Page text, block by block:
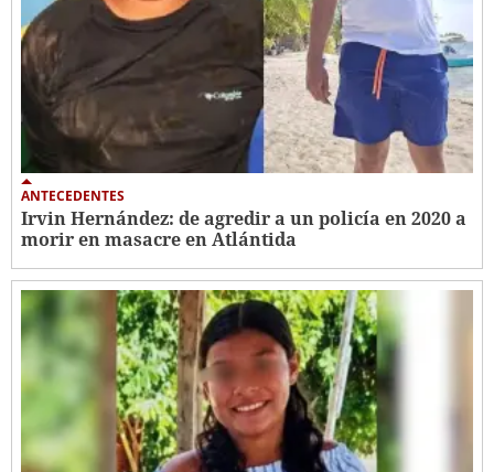
ANTECEDENTES
Irvin Hernández: de agredir a un policía en 2020 a
morir en masacre en Atlántida